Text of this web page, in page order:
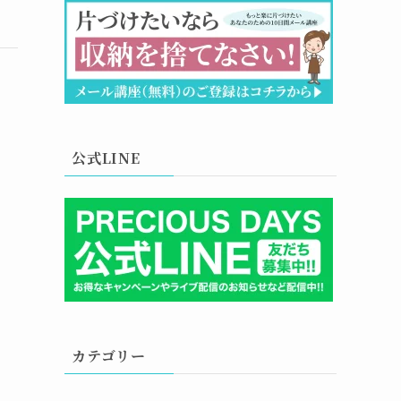
公式LINE
カテゴリー